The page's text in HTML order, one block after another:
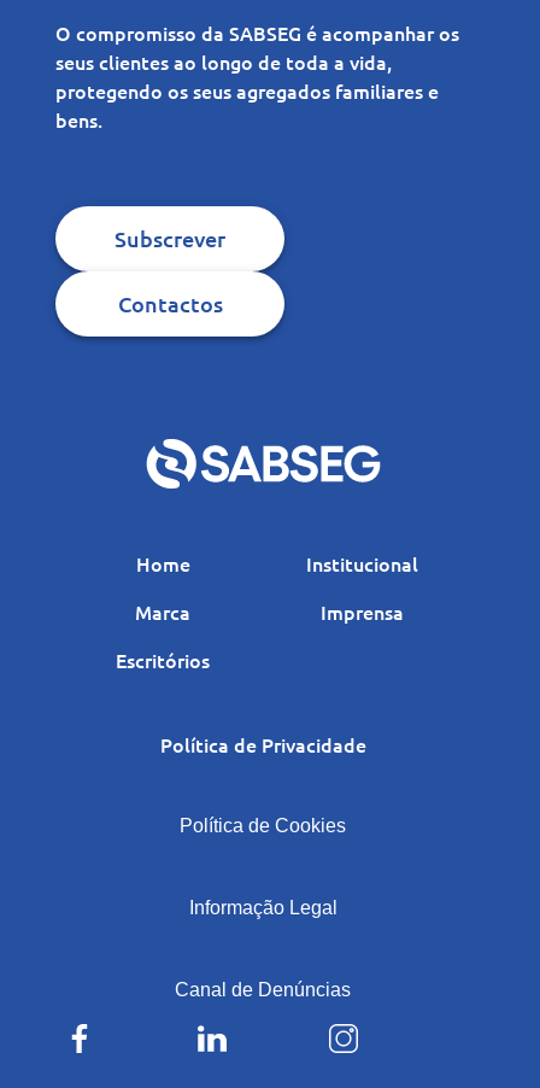
O compromisso da SABSEG é acompanhar os
seus clientes ao longo de toda a vida,
protegendo os seus agregados familiares e
bens.
Subscrever
Contactos
Home
Institucional
Marca
Imprensa
Escritórios
Política de Privacidade
Política de Cookies
Informação Legal
Canal de Denúncias